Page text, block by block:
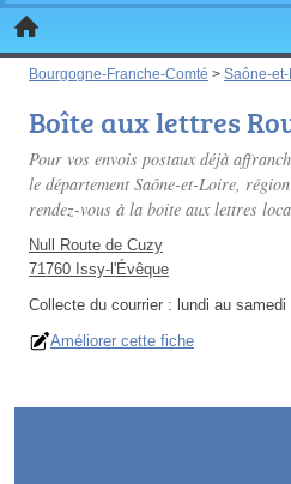
Bourgogne-Franche-Comté > Saône-
Boîte aux lettres
Pour vos envois postaux déjà
le département Saône-et-Loire,
rendez-vous à la boite aux lettres
Null Route de Cuzy
71760 Issy-l'Évêque
Collecte du courrier : lundi au samedi
Améliorer cette fiche